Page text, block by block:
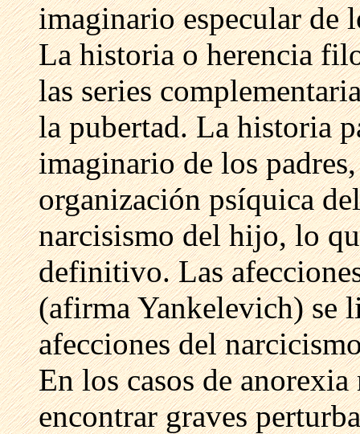
imaginario especular de
La historia o herencia
las series
la pubertad. La historia
imaginario de los
organización psíquica
narcisismo del hijo, lo
definitivo. Las
(afirma Yankelevich) se
afecciones del
En los casos de
encontrar graves